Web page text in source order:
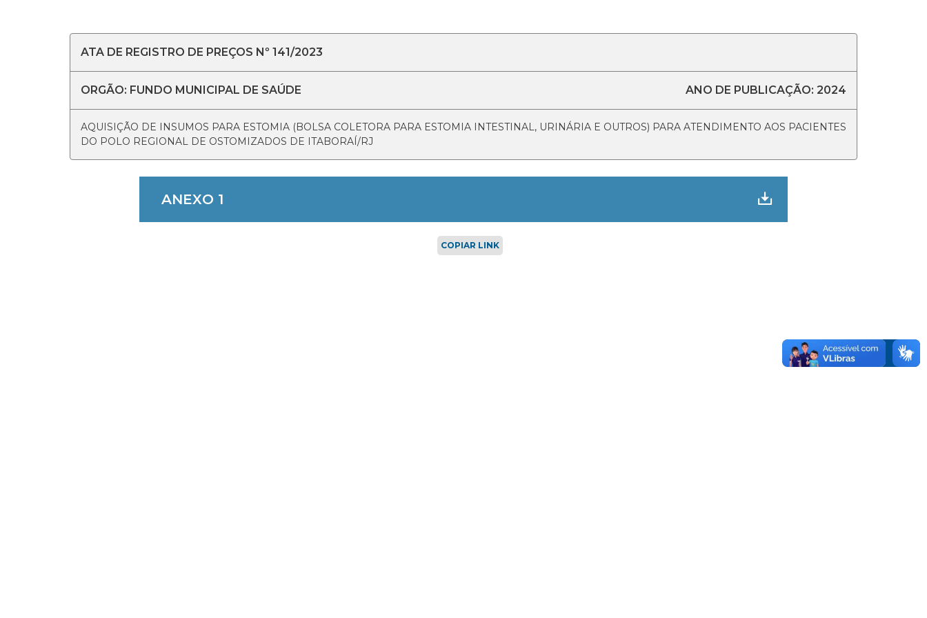
ATA DE REGISTRO DE PREÇOS Nº 141/2023
ORGÃO: FUNDO MUNICIPAL DE SAÚDE ANO DE PUBLICAÇÃO: 2024
AQUISIÇÃO DE INSUMOS PARA ESTOMIA (BOLSA COLETORA PARA ESTOMIA INTESTINAL, URINÁRIA E OUTROS) PARA ATENDIMENTO AOS PACIENTES
DO POLO REGIONAL DE OSTOMIZADOS DE ITABORAÍ/RJ
ANEXO 1
COPIAR LINK